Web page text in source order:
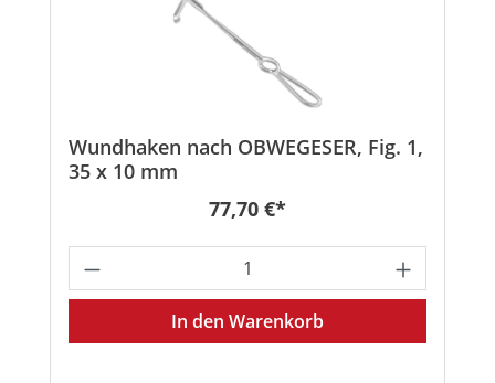
Wundhaken nach OBWEGESER, Fig. 1,
35 x 10 mm
Regulärer Preis:
77,70 €*
Produkt Anzahl: Gib den
In den Warenkorb